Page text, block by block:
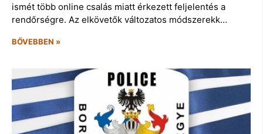
ismét több online csalás miatt érkezett feljelentés a
rendőrségre. Az elkövetők változatos módszerekk…
BŐVEBBEN »